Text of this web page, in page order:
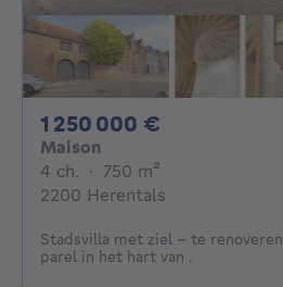
1 250 000 €
Maison
4 ch. 4 chambres
· 750 m²
2200 Herentals
Stadsvilla met ziel – te renoveren
parel in het hart van .